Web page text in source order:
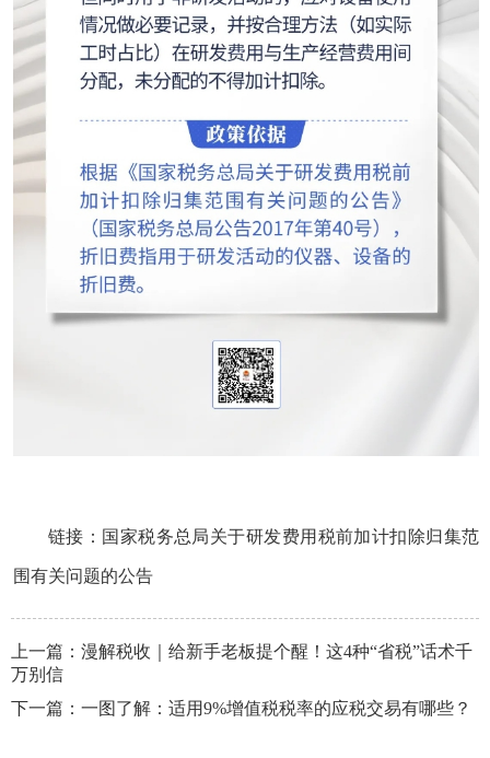
链接： 国家税务总局关于研发费用税前加计扣除归集范
围有关问题的公告
上一篇： 漫解税收｜给新手老板提个醒！这4种“省税”话术千
万别信
下一篇： 一图了解：适用9%增值税税率的应税交易有哪些？